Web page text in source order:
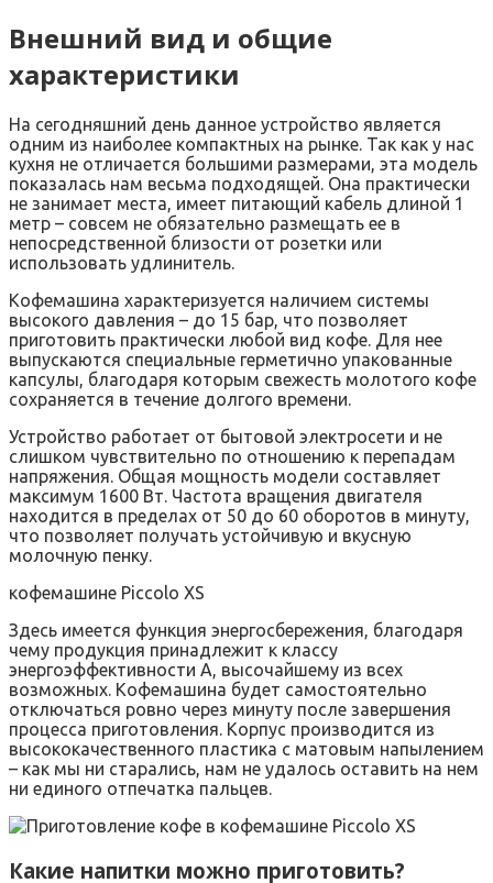
Внешний вид и общие
характеристики
На сегодняшний день данное устройство является
одним из наиболее компактных на рынке. Так как у нас
кухня не отличается большими размерами, эта модель
показалась нам весьма подходящей. Она практически
не занимает места, имеет питающий кабель длиной 1
метр – совсем не обязательно размещать ее в
непосредственной близости от розетки или
использовать удлинитель.
Кофемашина характеризуется наличием системы
высокого давления – до 15 бар, что позволяет
приготовить практически любой вид кофе. Для нее
выпускаются специальные герметично упакованные
капсулы, благодаря которым свежесть молотого кофе
сохраняется в течение долгого времени.
Устройство работает от бытовой электросети и не
слишком чувствительно по отношению к перепадам
напряжения. Общая мощность модели составляет
максимум 1600 Вт. Частота вращения двигателя
находится в пределах от 50 до 60 оборотов в минуту,
что позволяет получать устойчивую и вкусную
молочную пенку.
кофемашине Piccolo XS
Здесь имеется функция энергосбережения, благодаря
чему продукция принадлежит к классу
энергоэффективности А, высочайшему из всех
возможных. Кофемашина будет самостоятельно
отключаться ровно через минуту после завершения
процесса приготовления. Корпус производится из
высококачественного пластика с матовым напылением
– как мы ни старались, нам не удалось оставить на нем
ни единого отпечатка пальцев.
Какие напитки можно приготовить?